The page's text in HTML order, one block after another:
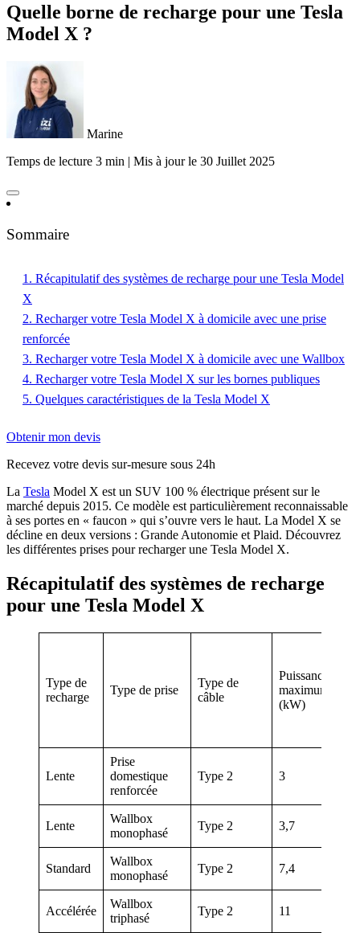
Quelle borne de recharge pour une Tesla
Model X ?
Marine
Temps de lecture 3 min | Mis à jour le 30 Juillet 2025
Sommaire
1. ​Récapitulatif des systèmes de recharge pour une Tesla Model
X
2. Recharger votre Tesla Model X à domicile avec une prise
renforcée
3. ​Recharger votre Tesla Model X à domicile avec une Wallbox
4. ​Recharger votre Tesla Model X sur les bornes publiques
5. ​Quelques caractéristiques de la Tesla Model X
Obtenir mon devis
Recevez votre devis sur-mesure sous 24h
La Tesla Model X est un SUV 100 % électrique présent sur le
marché depuis 2015. Ce modèle est particulièrement reconnaissable
à ses portes en « faucon » qui s’ouvre vers le haut. La Model X se
décline en deux versions : Grande Autonomie et Plaid. Découvrez
les différentes prises pour recharger une Tesla Model X.
​Récapitulatif des systèmes de recharge
pour une Tesla Model X
Type de
recharge
Type de prise
Type de
câble
Puissance
maximum
(kW)
Lente
Prise
domestique
renforcée
Type 2 3
Lente
Wallbox
monophasé
Type 2 3,7
Standard
Wallbox
monophasé
Type 2 7,4
Accélérée
Wallbox
triphasé
Type 2 11